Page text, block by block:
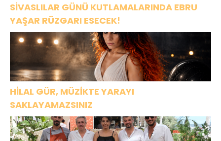
SİVASLILAR GÜNÜ KUTLAMALARINDA EBRU
YAŞAR RÜZGARI ESECEK!
HİLAL GÜR, MÜZİKTE YARAYI
SAKLAYAMAZSINIZ